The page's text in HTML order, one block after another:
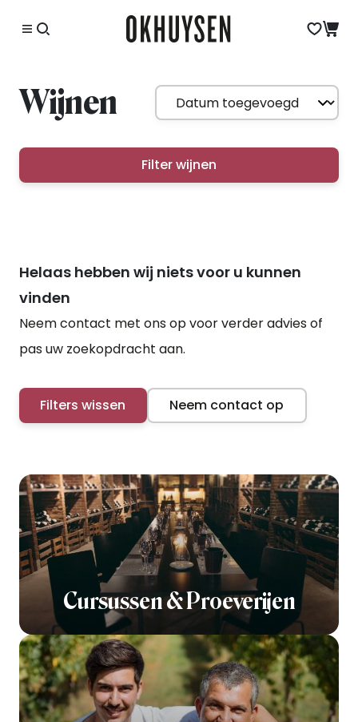
Wijnen
Filter wijnen
Helaas hebben wij niets voor u kunnen
vinden
Neem contact met ons op voor verder advies of
pas uw zoekopdracht aan.
Filters wissen Neem contact op
Cursussen & Proeverijen